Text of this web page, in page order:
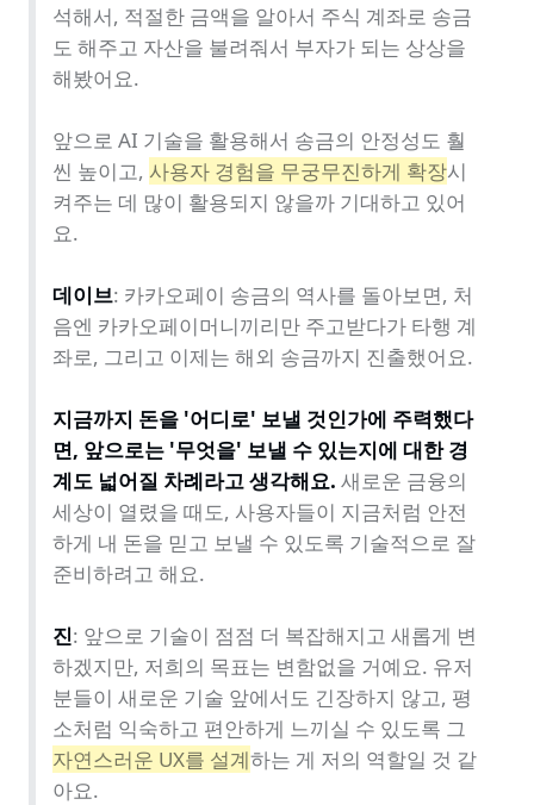
석해서, 적절한 금액을 알아서 주식 계좌로 송금
도 해주고 자산을 불려줘서 부자가 되는 상상을
해봤어요.
앞으로 AI 기술을 활용해서 송금의 안정성도 훨
씬 높이고, 사용자 경험을 무궁무진하게 확장시
켜주는 데 많이 활용되지 않을까 기대하고 있어
요.
데이브: 카카오페이 송금의 역사를 돌아보면, 처
음엔 카카오페이머니끼리만 주고받다가 타행 계
좌로, 그리고 이제는 해외 송금까지 진출했어요.
지금까지 돈을 '어디로' 보낼 것인가에 주력했다
면, 앞으로는 '무엇을' 보낼 수 있는지에 대한 경
계도 넓어질 차례라고 생각해요. 새로운 금융의
세상이 열렸을 때도, 사용자들이 지금처럼 안전
하게 내 돈을 믿고 보낼 수 있도록 기술적으로 잘
준비하려고 해요.
진: 앞으로 기술이 점점 더 복잡해지고 새롭게 변
하겠지만, 저희의 목표는 변함없을 거예요. 유저
분들이 새로운 기술 앞에서도 긴장하지 않고, 평
소처럼 익숙하고 편안하게 느끼실 수 있도록 그
자연스러운 UX를 설계하는 게 저의 역할일 것 같
아요.